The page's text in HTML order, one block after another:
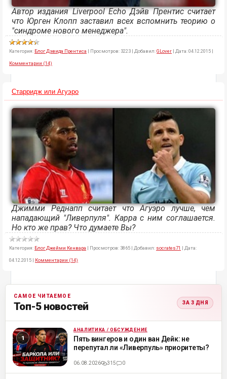
Автор издания Liverpool Echo Дэйв Прентис считает
что Юрген Клопп заставил всех вспомнить теорию о
"синдроме нового менеджера".
Категория: Блог Дэвида Прентиса | Просмотров: 3223 | Добавил:GLover | Дата:04.12.2015 |
Комментарии (14)
Старридж или Агуэро
Джимми Реднапп считает что Агуэро лучше, чем
нападающий "Ливерпуля". Карра с ним соглашается.
Но кто же прав? Что думаете Вы?
Категория: Блог Джейми Кенвара | Просмотров: 3865 | Добавил: socrates71 | Дата:
04.12.2015 | Комментарии (14)
САМОЕ ЧИТАЕМОЕ
Топ-5 новостей ЗА 3 ДНЯ
ML АНАЛИТИКА / ОБСУЖДЕНИЕ
Пять вингеров и один ван Дейк: не
перепутал ли «Ливерпуль» приоритеты?
06.08.2026 315 0